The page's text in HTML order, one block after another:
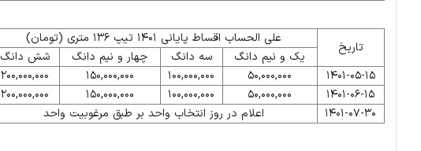
تاریخ
علی الحساب اقساط پایانی 1401 تیپ 136 متری (تومان)
یک و نیم دانگ
سه دانگ چهار و نیم دانگ
شش دانگ
1401-05-15
50,000,000
100,000,000
150,000,000
200,000,000
1401-06-15
50,000,000
100,000,000
150,000,000
200,000,000
1401-07-30
اعلام در روز انتخاب واحد بر طبق مرغوبیت واحد